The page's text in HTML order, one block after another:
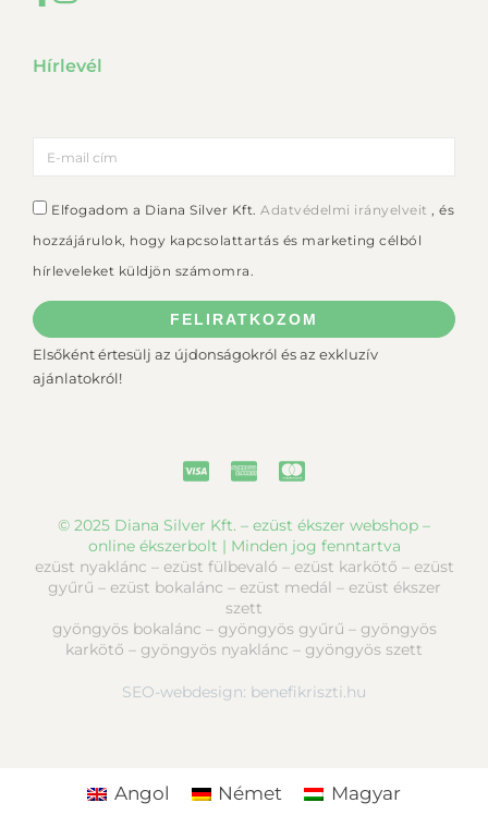
Hírlevél
Elfogadom a Diana Silver Kft. Adatvédelmi irányelveit , és
hozzájárulok, hogy kapcsolattartás és marketing célból
hírleveleket küldjön számomra.
FELIRATKOZOM
Elsőként értesülj az újdonságokról és az exkluzív
ajánlatokról!
© 2025 Diana Silver Kft. – ezüst ékszer webshop –
online ékszerbolt | Minden jog fenntartva
ezüst nyaklánc – ezüst fülbevaló – ezüst karkötő – ezüst
gyűrű – ezüst bokalánc – ezüst medál – ezüst ékszer
szett
gyöngyös bokalánc – gyöngyös gyűrű – gyöngyös
karkötő – gyöngyös nyaklánc – gyöngyös szett
SEO-webdesign: benefikriszti.hu
Angol Német Magyar